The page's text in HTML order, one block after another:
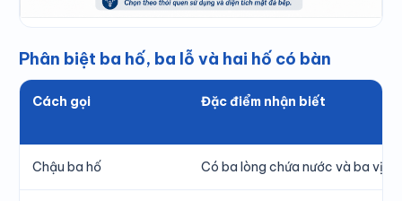
Phân biệt ba hố, ba lỗ và hai hố có bàn
Cách gọi Đặc điểm nhận biết
Chậu ba hố Có ba lòng chứa nước và ba vị